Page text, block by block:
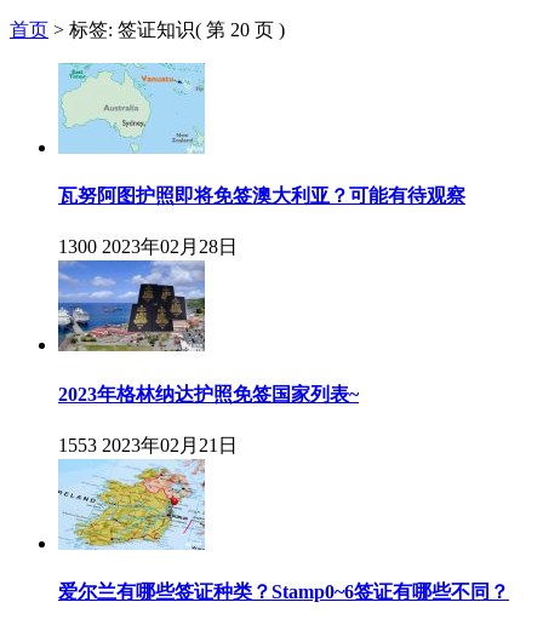
首页 > 标签: 签证知识( 第 20 页 )
瓦努阿图护照即将免签澳大利亚？可能有待观察
1300 2023年02月28日
2023年格林纳达护照免签国家列表~
1553 2023年02月21日
爱尔兰有哪些签证种类？Stamp0~6签证有哪些不同？